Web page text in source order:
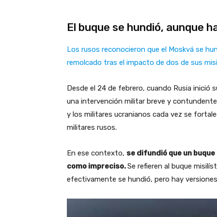
El buque se hundió, aunque
Los rusos reconocieron que el Moskvá se
remolcado tras el impacto de dos de sus
Desde el 24 de febrero, cuando Rusia inició
una intervención militar breve y
y los militares ucranianos cada vez se
militares rusos.
En ese contexto, se difundió que un
como impreciso.Se refieren al buque
efectivamente se hundió, pero hay